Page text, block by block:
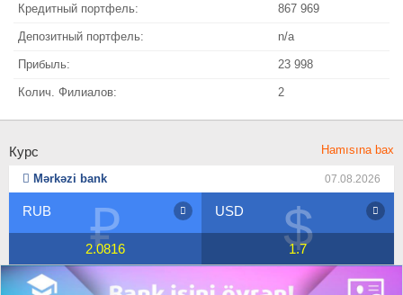
Кредитный портфель: 867 969
Депозитный портфель: n/a
Прибыль: 23 998
Колич. Филиалов: 2
Курс Hamısına bax
Mərkəzi bank 07.08.2026
₽
RUB
2.0816 $
USD
1.7